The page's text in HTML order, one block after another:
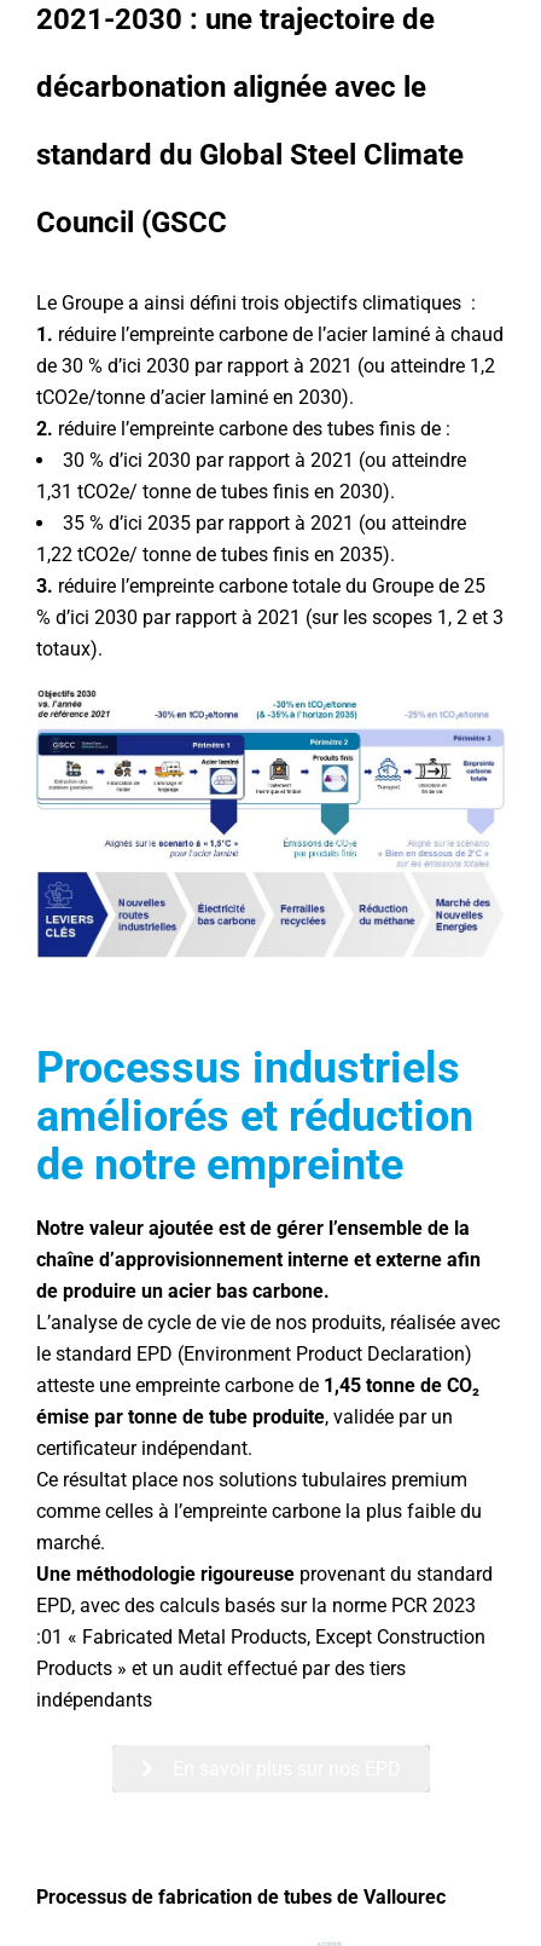
2021-2030 : une trajectoire de
décarbonation alignée avec le
standard du Global Steel Climate
Council (GSCC
Le Groupe a ainsi défini trois objectifs climatiques :
1. réduire l’empreinte carbone de l’acier laminé à chaud
de 30 % d’ici 2030 par rapport à 2021 (ou atteindre 1,2
tCO2e/tonne d’acier laminé en 2030).
2. réduire l’empreinte carbone des tubes finis de :
30 % d’ici 2030 par rapport à 2021 (ou atteindre
1,31 tCO2e/ tonne de tubes finis en 2030).
35 % d’ici 2035 par rapport à 2021 (ou atteindre
1,22 tCO2e/ tonne de tubes finis en 2035).
3. réduire l’empreinte carbone totale du Groupe de 25
% d’ici 2030 par rapport à 2021 (sur les scopes 1, 2 et 3
totaux).
Processus industriels
améliorés et réduction
de notre empreinte
Notre valeur ajoutée est de gérer l’ensemble de la
chaîne d’approvisionnement interne et externe afin
de produire un acier bas carbone.
L’analyse de cycle de vie de nos produits, réalisée avec
le standard EPD (Environment Product Declaration)
atteste une empreinte carbone de 1,45 tonne de CO₂
émise par tonne de tube produite, validée par un
certificateur indépendant.
Ce résultat place nos solutions tubulaires premium
comme celles à l’empreinte carbone la plus faible du
marché.
Une méthodologie rigoureuse provenant du standard
EPD, avec des calculs basés sur la norme PCR 2023
:01 « Fabricated Metal Products, Except Construction
Products » et un audit effectué par des tiers
indépendants
Processus de fabrication de tubes de Vallourec